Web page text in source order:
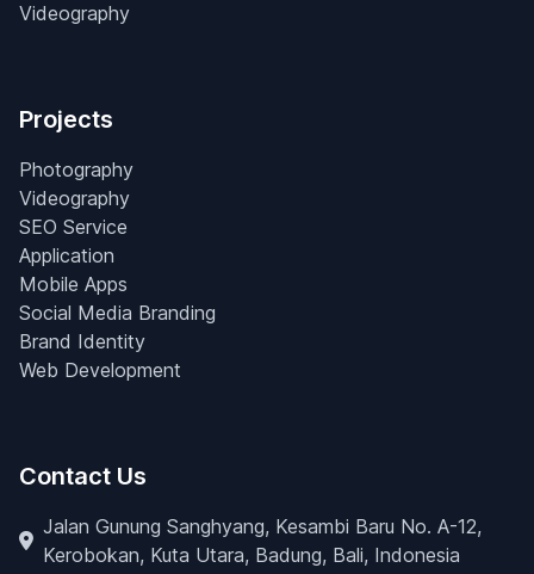
Videography
Projects
Photography
Videography
SEO Service
Application
Mobile Apps
Social Media Branding
Brand Identity
Web Development
Contact Us
Jalan Gunung Sanghyang, Kesambi Baru No. A-12,
Kerobokan, Kuta Utara, Badung, Bali, Indonesia